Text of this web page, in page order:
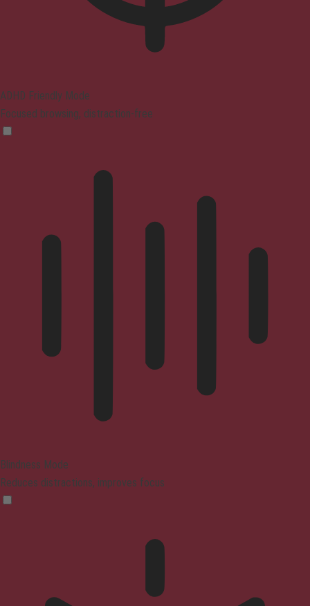
ADHD Friendly Mode
Focused browsing, distraction-free
Blindness Mode
Reduces distractions, improves focus